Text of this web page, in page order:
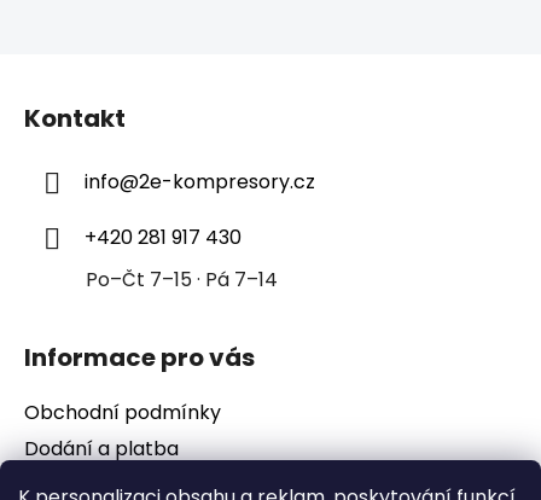
Kontakt
info@2e-kompresory.cz
+420 281 917 430
Po–Čt 7–15 · Pá 7–14
Informace pro vás
Obchodní podmínky
Dodání a platba
Podmínky ochrany osobních údajů